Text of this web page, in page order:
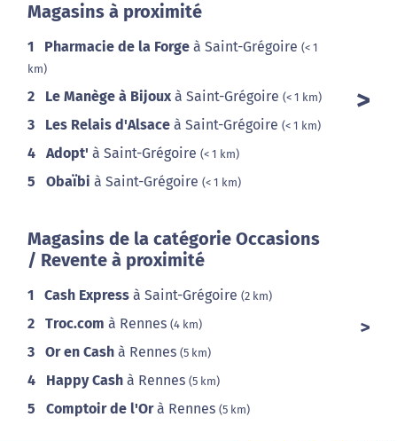
Magasins à proximité
1 Pharmacie de la Forge à Saint-Grégoire (< 1
km)
2 Le Manège à Bijoux à Saint-Grégoire (< 1 km)
3 Les Relais d'Alsace à Saint-Grégoire (< 1 km)
4 Adopt' à Saint-Grégoire (< 1 km)
5 Obaïbi à Saint-Grégoire (< 1 km)
Magasins de la catégorie Occasions
/ Revente à proximité
1 Cash Express à Saint-Grégoire (2 km)
2 Troc.com à Rennes (4 km)
3 Or en Cash à Rennes (5 km)
4 Happy Cash à Rennes (5 km)
5 Comptoir de l'Orà Rennes (5 km)